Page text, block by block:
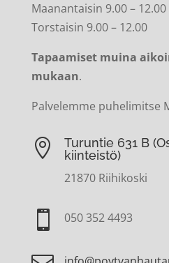
Maanantaisin 9.00 – 12.00
Torstaisin 9.00 – 12.00
Tapaamiset muina
mukaan.
Palvelemme puhelimitse

Turuntie 631 B
kiinteistö)
21870 Riihikoski
 050 352 4493